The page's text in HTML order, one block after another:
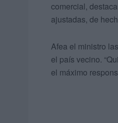
comercial,
ajustadas, de
Afea el ministro
el país vecino.
el máximo